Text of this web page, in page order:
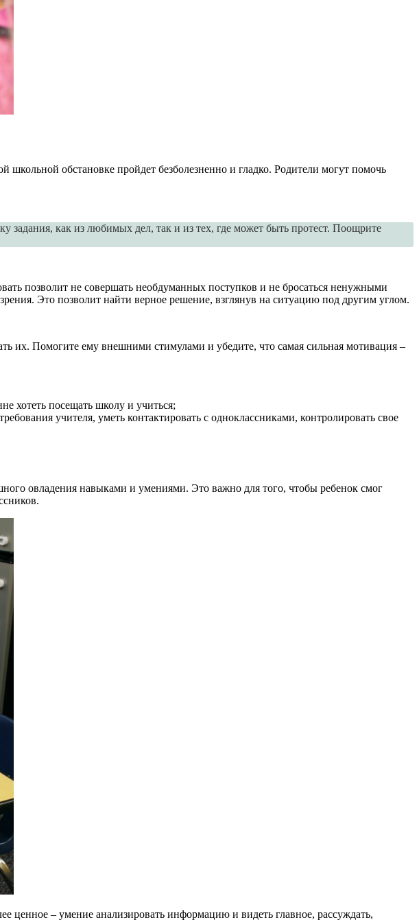
обстановке пройдет безболезненно и гладко. Родители могут помочь
задания, как из любимых дел, так и из тех, где может быть протест. Поощрите
позволит не совершать необдуманных поступков и не бросаться ненужными
Это позволит найти верное решение, взглянув на ситуацию под другим углом.
их. Помогите ему внешними стимулами и убедите, что самая сильная мотивация –
хотеть посещать школу и учиться;
учителя, уметь контактировать с одноклассниками, контролировать свое
овладения навыками и умениями. Это важно для того, чтобы ребенок смог
ценное – умение анализировать информацию и видеть главное, рассуждать,